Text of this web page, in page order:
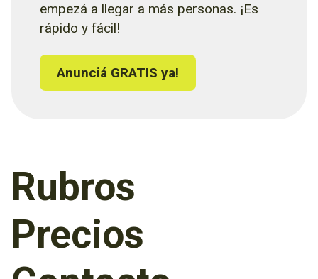
empezá a llegar a más personas. ¡Es
rápido y fácil!
Anunciá GRATIS ya!
Rubros
Precios